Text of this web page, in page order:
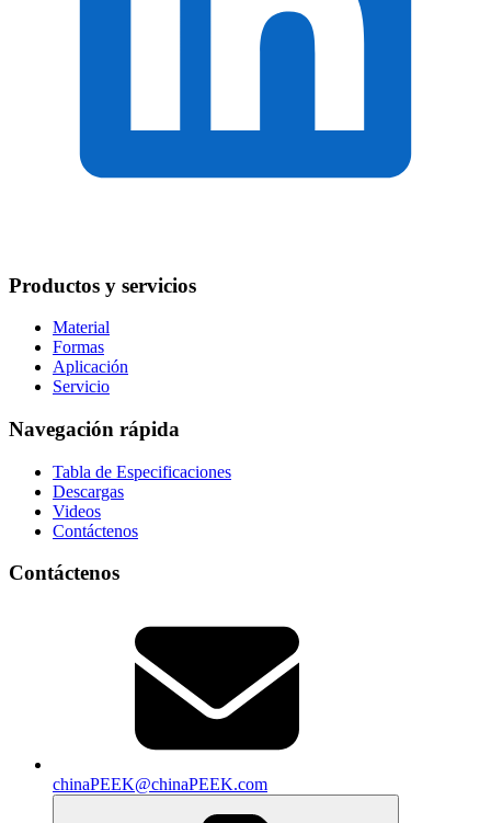
Productos y servicios
Material
Formas
Aplicación
Servicio
Navegación rápida
Tabla de Especificaciones
Descargas
Videos
Contáctenos
Contáctenos
chinaPEEK@chinaPEEK.com